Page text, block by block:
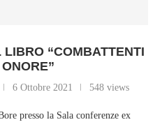
“COMBATTENTI
6 Ottobre 2021 548 views
presso la Sala conferenze ex